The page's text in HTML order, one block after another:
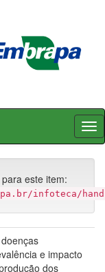
este item:
infoteca/
e impacto
dos